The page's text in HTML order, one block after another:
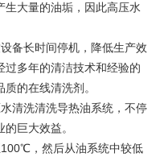
生大量的油垢，因此高压水
长时间停机，降低生产效
过多年的清洁技术和经验的
的在线清洗剂。
洗清洗导热油系统，不停
巨大效益。
，然后从油系统中较低